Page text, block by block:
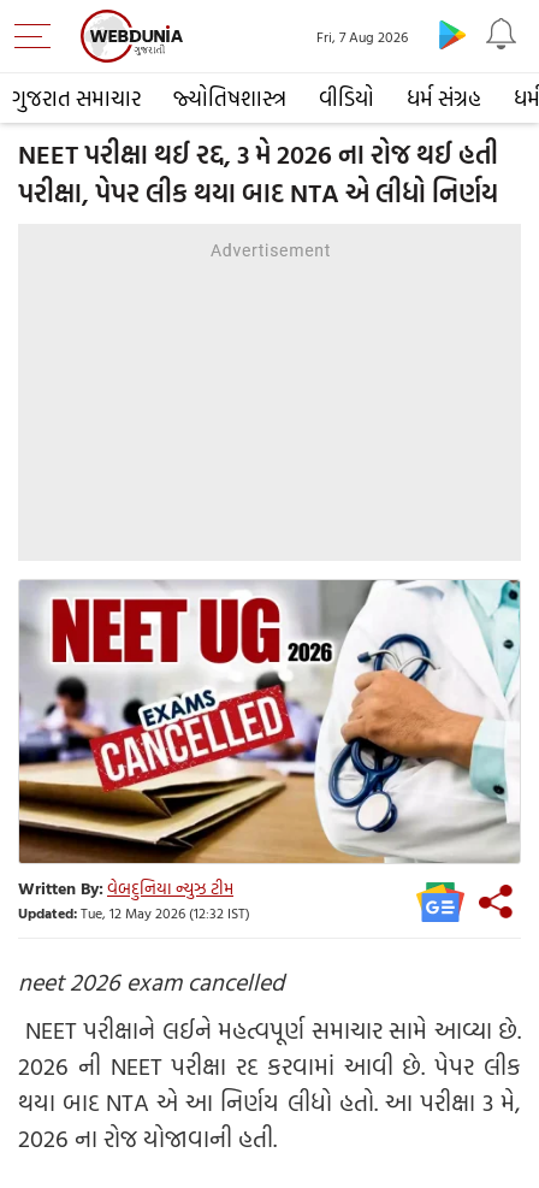
ગુજરાત સમાચાર જ્યોતિષશાસ્ત્ર વીડિયો ધર્મ સંગ્રહ ધર્મ
Fri, 7 Aug 2026
NEET પરીક્ષા થઈ રદ્દ, 3 મે 2026 ના રોજ થઈ હતી
પરીક્ષા, પેપર લીક થયા બાદ NTA એ લીધો નિર્ણય
Written By:વેબદુનિયા ન્યુઝ ટીમ
Updated:Tue, 12 May 2026 (12:32 IST)
neet 2026 exam cancelled
NEET પરીક્ષાને લઈને મહત્વપૂર્ણ સમાચાર સામે આવ્યા છે.
2026 ની NEET પરીક્ષા રદ કરવામાં આવી છે. પેપર લીક
થયા બાદ NTA એ આ નિર્ણય લીધો હતો. આ પરીક્ષા 3 મે,
2026 ના રોજ યોજાવાની હતી.